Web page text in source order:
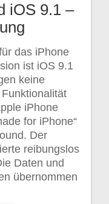
iOS 9.1 –
das iPhone
ist iOS 9.1
keine
iPhone
for iPhone“
Der
reibungslos
Daten und
übernommen